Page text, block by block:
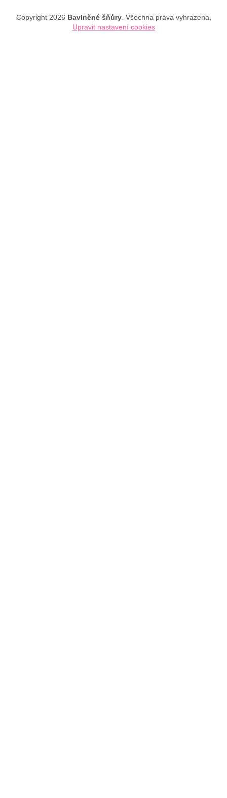
Copyright 2026 Bavlněné šňůry. Všechna práva vyhrazena.
Upravit nastavení cookies